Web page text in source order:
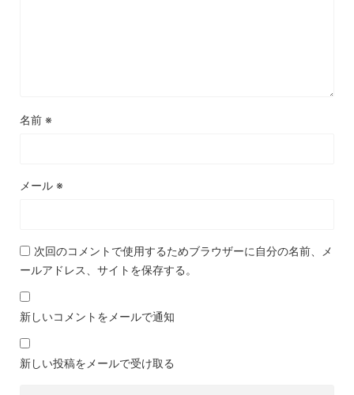
名前 ※
メール ※
次回のコメントで使用するためブラウザーに自分の名前、メ
ールアドレス、サイトを保存する。
新しいコメントをメールで通知
新しい投稿をメールで受け取る